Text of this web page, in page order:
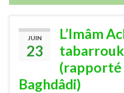
JUIN
23
L’Imâm
(rapporté
Baghdâdi)